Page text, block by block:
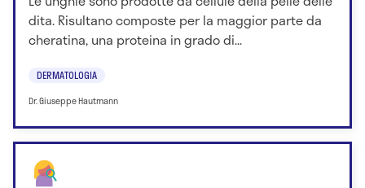
dita. Risultano composte per la maggior parte da
cheratina, una proteina in grado di...
DERMATOLOGIA
Dr. Giuseppe Hautmann